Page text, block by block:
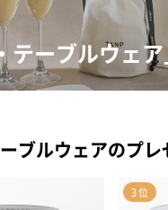
テーブルウェ
ブルウェアのプ